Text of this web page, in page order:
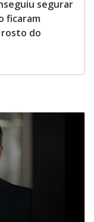
segurar
ficaram
do